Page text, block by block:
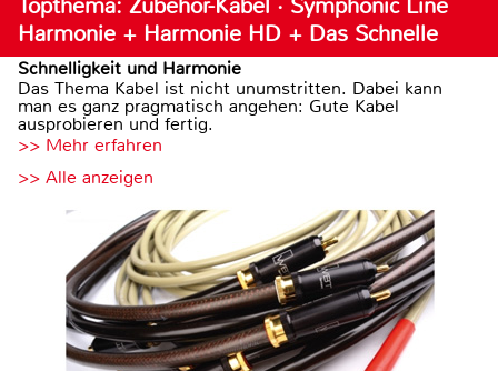
Topthema: Zubehör-Kabel · Symphonic Line
Harmonie + Harmonie HD + Das Schnelle
Schnelligkeit und Harmonie
Das Thema Kabel ist nicht unumstritten. Dabei kann
man es ganz pragmatisch angehen: Gute Kabel
ausprobieren und fertig.
>> Mehr erfahren
>> Alle anzeigen